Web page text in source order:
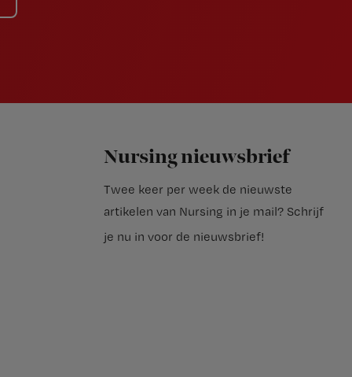
Nursing nieuwsbrief
Twee keer per week de nieuwste
artikelen van Nursing in je mail? Schrijf
je nu in voor de nieuwsbrief!